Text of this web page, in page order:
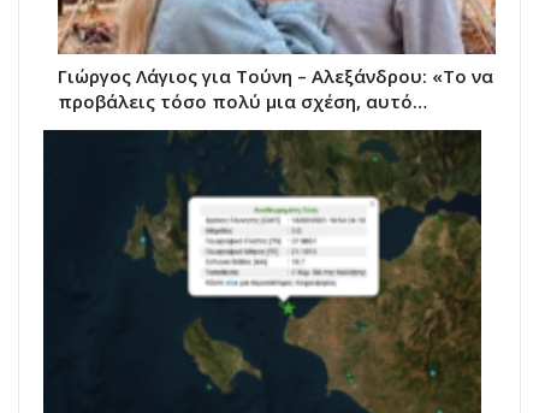
Γιώργος Λάγιος για Τούνη – Αλεξάνδρου: «Το να
προβάλεις τόσο πολύ μια σχέση, αυτό…